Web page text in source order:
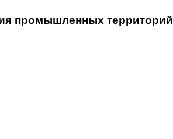
промышленных территорий